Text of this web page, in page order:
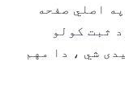
اصلي صفحه
ثبت کولو
شي ، دا مهم